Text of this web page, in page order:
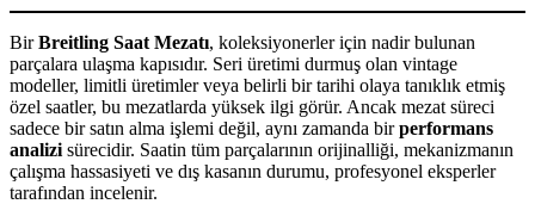
BirBreitling Saat Mezatı, koleksiyonerler için nadir bulunan
parçalara ulaşma kapısıdır. Seri üretimi durmuş olan vintage
modeller, limitli üretimler veya belirli bir tarihi olaya tanıklık etmiş
özel saatler, bu mezatlarda yüksek ilgi görür. Ancak mezat süreci
sadece bir satın alma işlemi değil, aynı zamanda birperformans
analizi sürecidir. Saatin tüm parçalarının orijinalliği, mekanizmanın
çalışma hassasiyeti ve dış kasanın durumu, profesyonel eksperler
tarafından incelenir.